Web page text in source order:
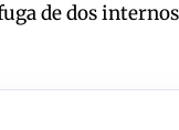
de dos internos